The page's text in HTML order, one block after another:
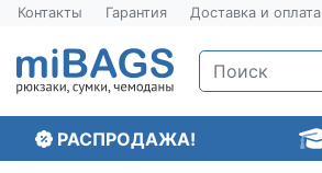
Контакты Гарантия Доставка и оплата
РАСПРОДАЖА!